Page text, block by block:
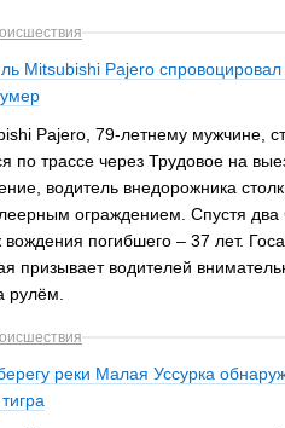
Mitsubishi Pajero
Pajero, 79-летнему мужчине,
по трассе через Трудовое на
водитель внедорожника
ограждением. Спустя
погибшего – 37 лет.
призывает водителей
рулём.
реки Малая Уссурка